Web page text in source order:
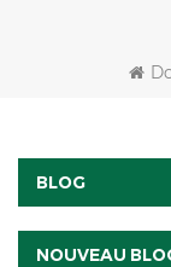
BLOG
NOUVEAU